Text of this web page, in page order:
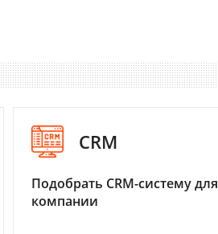
CRM
Подобрать CRM-систему для
компании